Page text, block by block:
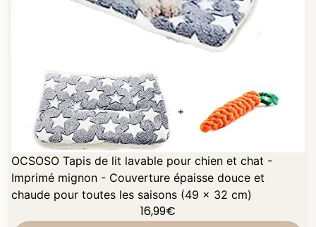
OCSOSO Tapis de lit lavable pour chien et chat -
Imprimé mignon - Couverture épaisse douce et
chaude pour toutes les saisons (49 x 32 cm)
16,99€